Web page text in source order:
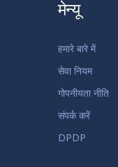
मेन्यू
हमारे बारे में
सेवा नियम
गोपनीयता नीति
संपर्क करें
DPDP